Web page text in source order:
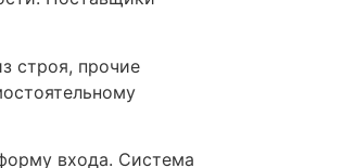
строя, прочие
входа. Система